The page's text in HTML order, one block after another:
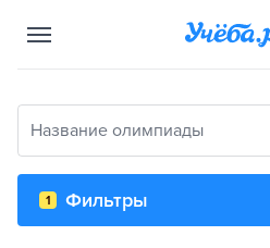
Название олимпиады
1 Фильтры